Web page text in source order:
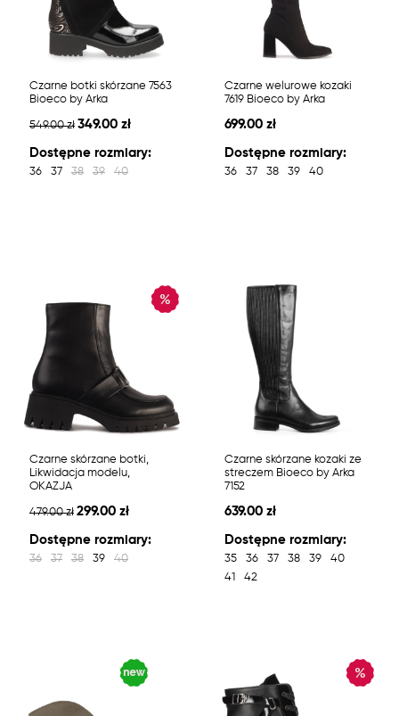
Czarne botki skórzane 7563
Bioeco by Arka
549.00 zł 349.00 zł
Dostępne rozmiary:
36 37 38 39 40
Czarne welurowe kozaki
7619 Bioeco by Arka
699.00 zł
Dostępne rozmiary:
36 37 38 39 40
Czarne skórzane botki,
Likwidacja modelu,
OKAZJA
479.00 zł 299.00 zł
Dostępne rozmiary:
36 37 38 39 40
Czarne skórzane kozaki ze
streczem Bioeco by Arka
7152
639.00 zł
Dostępne rozmiary:
35 36 37 38 39
40
41
42